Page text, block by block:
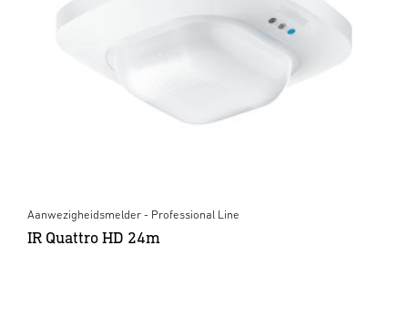
Aanwezigheidsmelder - Professional Line
IR Quattro HD 24m